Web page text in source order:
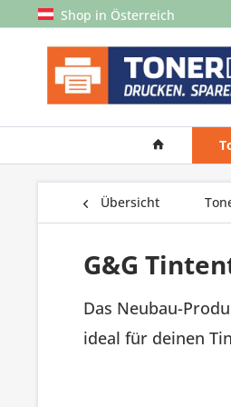
Shop in Österreich
Übersicht
G&G
Das Neubau-
ideal für deinen